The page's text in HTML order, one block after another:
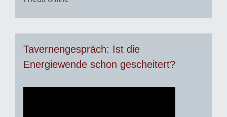
Tavernengespräch: Ist die
Energiewende schon gescheitert?